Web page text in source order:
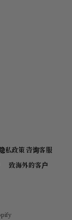
私政策 咨询客服
致海外的客户